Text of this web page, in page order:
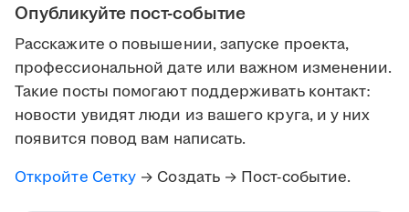
Опубликуйте пост-событие
Расскажите о повышении, запуске проекта,
профессиональной дате или важном изменении.
Такие посты помогают поддерживать контакт:
новости увидят люди из вашего круга, и у них
появится повод вам написать.
Откройте Сетку → Создать → Пост-событие.